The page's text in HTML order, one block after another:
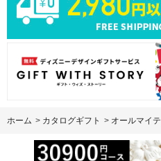
ホーム > カタログギフト > オールマイ